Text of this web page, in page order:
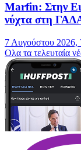
Marfin: Στην
νύχτα στη
7 Αυγούστου 2026,
Oλα τα τελευταία